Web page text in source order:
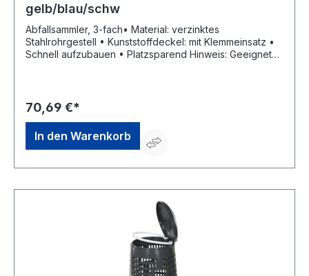
gelb/blau/schw
Abfallsammler, 3-fach• Material: verzinktes
Stahlrohrgestell • Kunststoffdeckel: mit Klemmeinsatz •
Schnell aufzubauen • Platzsparend Hinweis: Geeignet
b.de
70,69 €*
In den Warenkorb